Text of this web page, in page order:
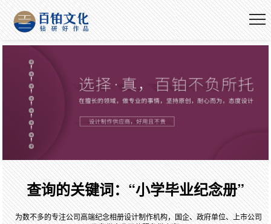
查询的关键词：“小学毕业纪念册”
为数不多的专注公司高端纪念相册设计制作机构，国企、政府单位、上市公司